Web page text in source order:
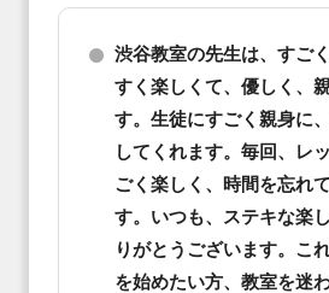
渋谷教室の先生は、すご
すく楽しくて、優しく、
す。生徒にすごく親身に
してくれます。毎回、レ
ごく楽しく、時間を忘れ
す。いつも、ステキな楽
りがとうございます。こ
を始めたい方、教室を迷